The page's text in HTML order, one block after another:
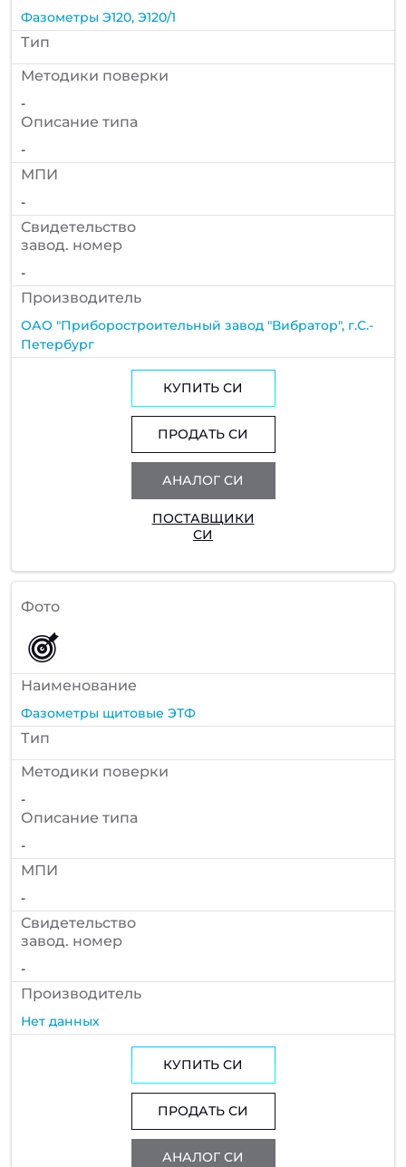
Фазометры Э120, Э120/1
Тип
Методики поверки
-
Описание типа
-
МПИ
-
Cвидетельство
завод. номер
-
Производитель
ОАО "Приборостроительный завод "Вибратор", г.С.-
Петербург
КУПИТЬ СИ
ПРОДАТЬ СИ
АНАЛОГ СИ
ПОСТАВЩИКИ
СИ
Фото
Наименование
Фазометры щитовые ЭТФ
Тип
Методики поверки
-
Описание типа
-
МПИ
-
Cвидетельство
завод. номер
-
Производитель
Нет данных
КУПИТЬ СИ
ПРОДАТЬ СИ
АНАЛОГ СИ